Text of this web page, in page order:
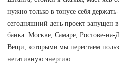
нужно только в тонусе себя
сегодняшний день проект запущен
банка: Москве, Самаре, Ростове-
Вещи, которыми мы перестаем
негативную энергию.